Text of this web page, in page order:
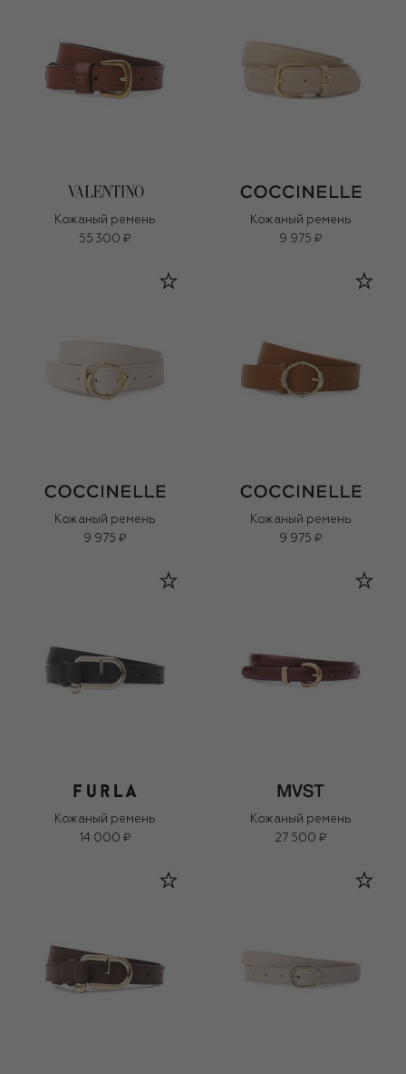
Кожаный ремень
55 300 ₽
Кожаный ремень
9 975 ₽
Кожаный ремень
9 975 ₽
Кожаный ремень
9 975 ₽
Кожаный ремень
14 000 ₽
Кожаный ремень
27 500 ₽